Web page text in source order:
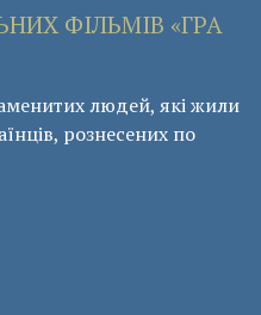
ФІЛЬМІВ «ГРА
людей, які жили
рознесених по